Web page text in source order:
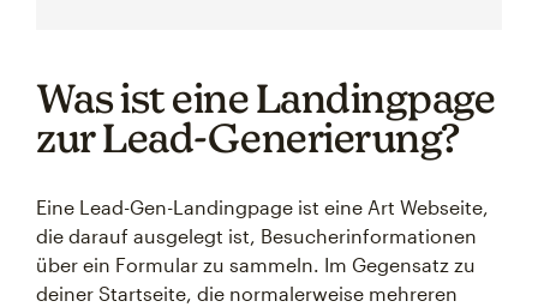
Was ist eine Landingpage
zur Lead-Generierung?
Eine Lead-Gen-Landingpage ist eine Art Webseite,
die darauf ausgelegt ist, Besucherinformationen
über ein Formular zu sammeln. Im Gegensatz zu
deiner Startseite, die normalerweise mehreren